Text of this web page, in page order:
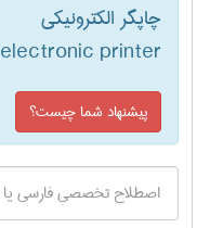
چاپگر الکترونیکی
electronic printer
پیشنهاد شما چیست؟